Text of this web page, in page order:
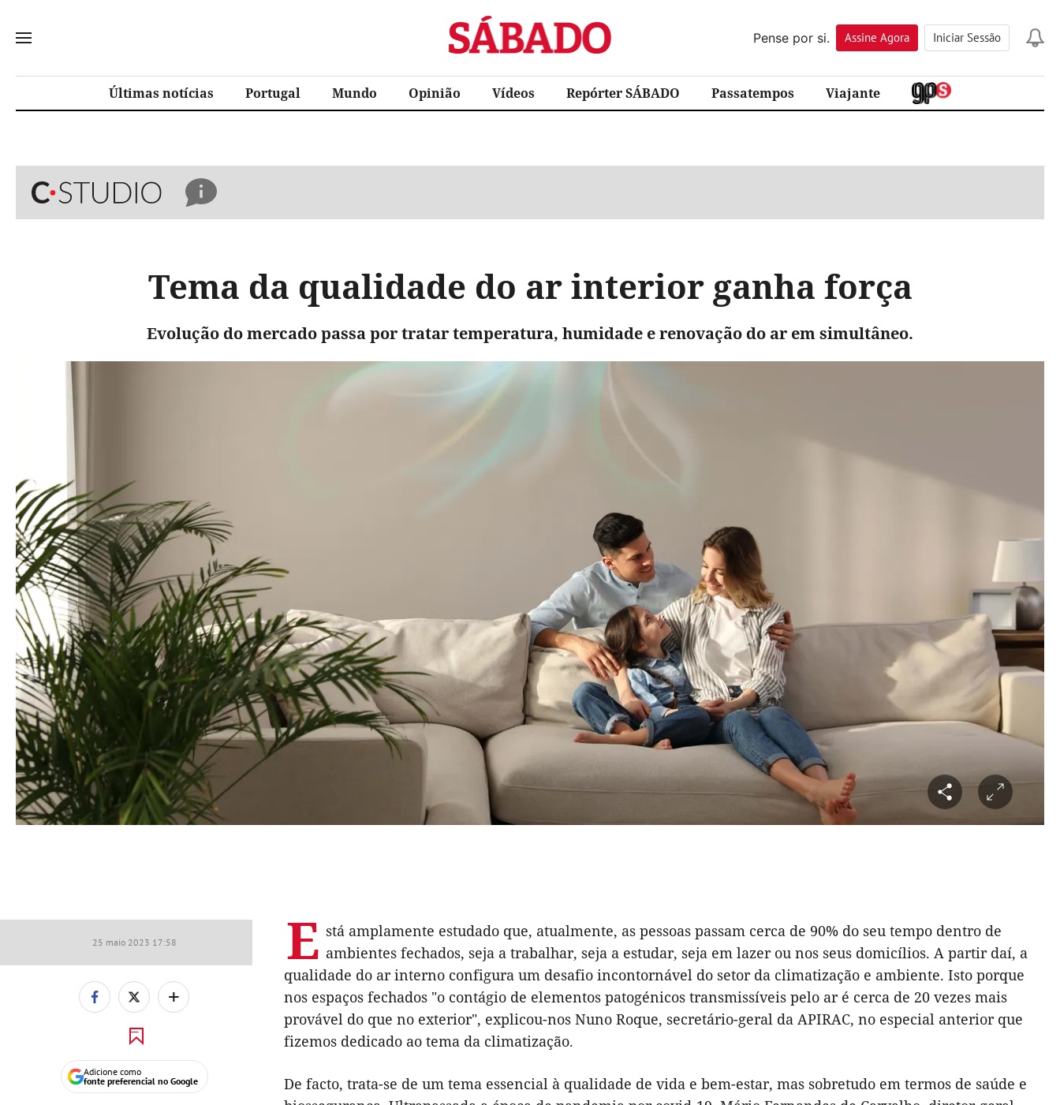
Sábado
Pense por si.
Assine Agora Iniciar Sessão
Últimas notícias Portugal Mundo Opinião Vídeos Repórter SÁBADO Passatempos Viajante
Tema da qualidade do ar interior ganha força
Evolução do mercado passa por tratar temperatura, humidade e renovação do ar em simultâneo.
25 maio 2023 17:58
+
Adicione como
fonte preferencial no Google
E stá amplamente estudado que, atualmente, as pessoas passam cerca de 90% do seu tempo dentro de
ambientes fechados, seja a trabalhar, seja a estudar, seja em lazer ou nos seus domicílios. A partir daí, a
qualidade do ar interno configura um desafio incontornável do setor da climatização e ambiente. Isto porque
nos espaços fechados "o contágio de elementos patogénicos transmissíveis pelo ar é cerca de 20 vezes mais
provável do que no exterior", explicou-nos Nuno Roque, secretário-geral da APIRAC, no especial anterior que
fizemos dedicado ao tema da climatização.
De facto, trata-se de um tema essencial à qualidade de vida e bem-estar, mas sobretudo em termos de saúde e